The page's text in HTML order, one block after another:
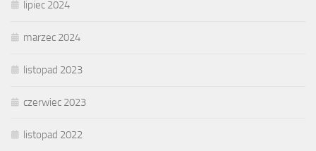
lipiec 2024
marzec 2024
listopad 2023
czerwiec 2023
listopad 2022